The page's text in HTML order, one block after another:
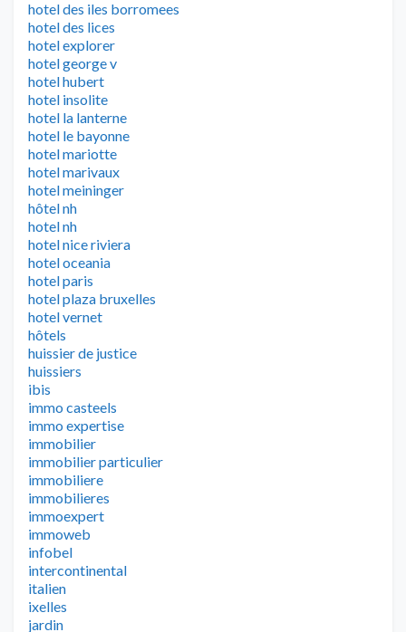
hotel des iles borromees
hotel des lices
hotel explorer
hotel george v
hotel hubert
hotel insolite
hotel la lanterne
hotel le bayonne
hotel mariotte
hotel marivaux
hotel meininger
hôtel nh
hotel nh
hotel nice riviera
hotel oceania
hotel paris
hotel plaza bruxelles
hotel vernet
hôtels
huissier de justice
huissiers
ibis
immo casteels
immo expertise
immobilier
immobilier particulier
immobiliere
immobilieres
immoexpert
immoweb
infobel
intercontinental
italien
ixelles
jardin